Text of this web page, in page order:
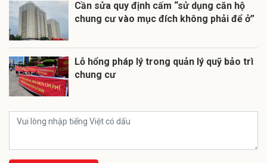
Cần sửa quy định cấm “sử dụng căn hộ
chung cư vào mục đích không phải để ở”
Lỗ hổng pháp lý trong quản lý quỹ bảo trì
chung cư